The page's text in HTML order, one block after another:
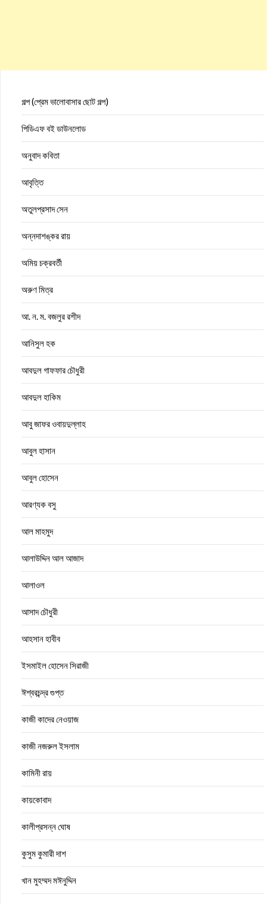
গল্প (প্রেম ভালোবাসার ছোট গল্প)
পিডিএফ বই ডাউনলোড
অনুবাদ কবিতা
আবৃত্তি
অতুলপ্রসাদ সেন
অন্নদাশঙ্কর রায়
অমিয় চক্রবর্তী
অরুণ মিত্র
আ. ন. ম. বজলুর রশীদ
আনিসুল হক
আবদুল গাফফার চৌধুরী
আবদুল হাকিম
আবু জাফর ওবায়দুল্লাহ
আবুল হাসান
আবুল হোসেন
আরণ্যক বসু
আল মাহমুদ
আলাউদ্দিন আল আজাদ
আলাওল
আসাদ চৌধুরী
আহসান হাবীব
ইসমাইল হোসেন সিরাজী
ঈশ্বরচন্দ্র গুপ্ত
কাজী কাদের নেওয়াজ
কাজী নজরুল ইসলাম
কামিনী রায়
কায়কোবাদ
কালীপ্রসন্ন ঘোষ
কুসুম কুমারী দাশ
খান মুহম্মদ মঈনুদ্দিন